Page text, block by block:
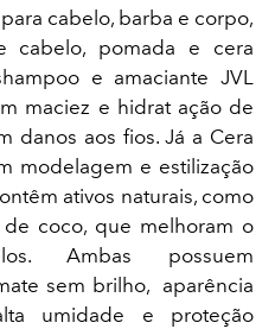
cabelo, barba e corpo,
cabelo, pomada e cera
e amaciante JVL
maciez e hidrat ação de
danos aos fios. Já a Cera
modelagem e estilização
ativos naturais, como
coco, que melhoram o
Ambas possuem
sem brilho, aparência
umidade e proteção